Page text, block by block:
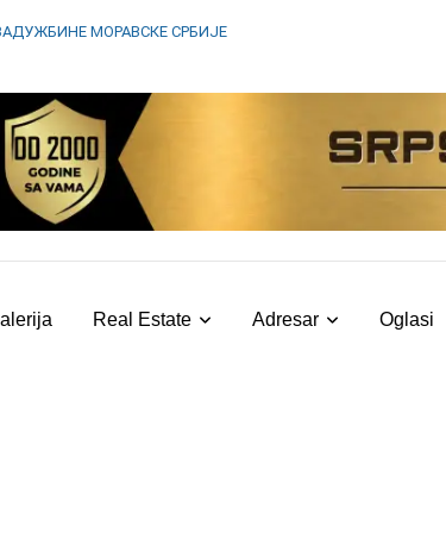
МОРАВСКЕ СРБИЈЕ
Real Estate Adresar Oglasi